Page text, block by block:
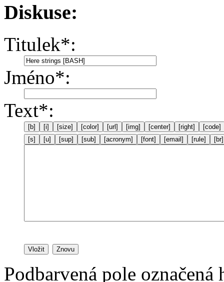
Diskuse:
Titulek*:
Jméno*:
Text*:
[b] [i] [size] [color] [url] [img] [center] [right]
[code]
[s]
[u] [sup] [sub] [acronym] [font] [email] [rule] [br]
Vložit Znovu
Podbarvená pole